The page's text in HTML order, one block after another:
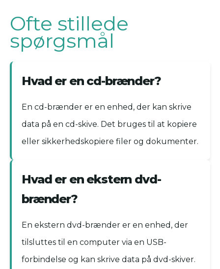
Ofte stillede
spørgsmål
Hvad er en cd-brænder?
En cd-brænder er en enhed, der kan skrive
data på en cd-skive. Det bruges til at kopiere
eller sikkerhedskopiere filer og dokumenter.
Hvad er en ekstern dvd-
brænder?
En ekstern dvd-brænder er en enhed, der
tilsluttes til en computer via en USB-
forbindelse og kan skrive data på dvd-skiver.